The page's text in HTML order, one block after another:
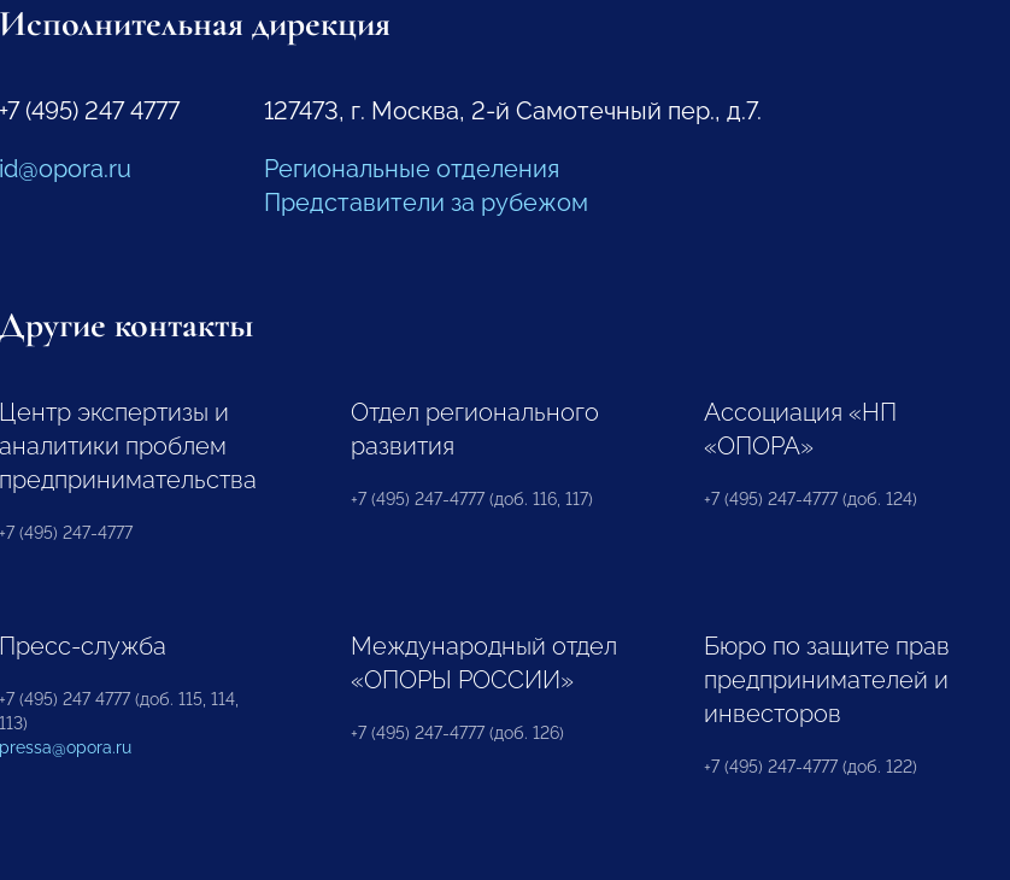
Исполнительная дирекция
+7 (495) 247 4777
id@opora.ru
127473, г. Москва, 2-й Самотечный пер., д.7.
Региональные отделения
Представители за рубежом
Другие контакты
Центр экспертизы и
аналитики проблем
предпринимательства
+7 (495) 247-4777
Отдел регионального
развития
+7 (495) 247-4777 (доб. 116, 117)
Ассоциация «НП
«ОПОРА»
+7 (495) 247-4777 (доб. 124)
Пресс-служба
+7 (495) 247 4777 (доб. 115, 114,
113)
pressa@opora.ru
Международный отдел
«ОПОРЫ РОССИИ»
+7 (495) 247-4777 (доб. 126)
Бюро по защите прав
предпринимателей и
инвесторов
+7 (495) 247-4777 (доб. 122)